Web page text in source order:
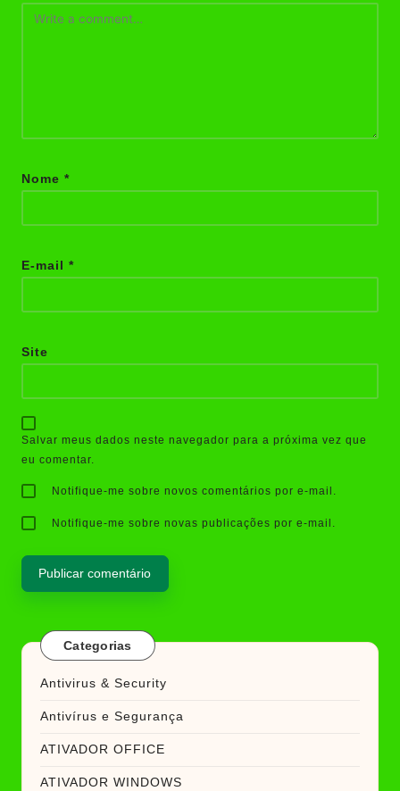
Nome *
E-mail *
Site
Salvar meus dados neste navegador para a próxima vez que
eu comentar.
Notifique-me sobre novos comentários por e-mail.
Notifique-me sobre novas publicações por e-mail.
Categorias
Antivirus & Security
Antivírus e Segurança
ATIVADOR OFFICE
ATIVADOR WINDOWS